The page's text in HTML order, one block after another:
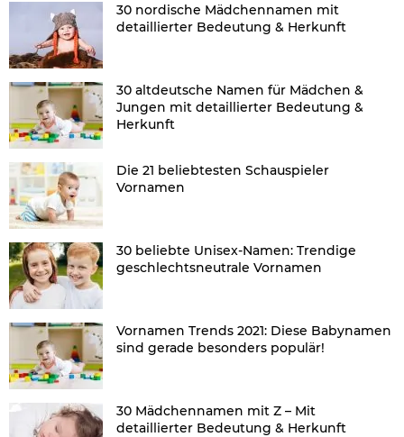
30 nordische Mädchennamen mit
detaillierter Bedeutung & Herkunft
30 altdeutsche Namen für Mädchen &
Jungen mit detaillierter Bedeutung &
Herkunft
Die 21 beliebtesten Schauspieler
Vornamen
30 beliebte Unisex-Namen: Trendige
geschlechtsneutrale Vornamen
Vornamen Trends 2021: Diese Babynamen
sind gerade besonders populär!
30 Mädchennamen mit Z – Mit
detaillierter Bedeutung & Herkunft